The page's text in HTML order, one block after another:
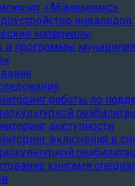
«Абилимпикс»
инвалидов
материалы
и программы
работы по
доступности
включения в
книгами